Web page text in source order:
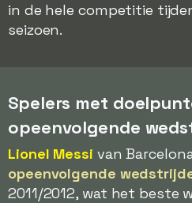
in de hele competitie
seizoen.
Spelers met
opeenvolgende
Lionel Messi van
opeenvolgende
2011/2012, wat het beste